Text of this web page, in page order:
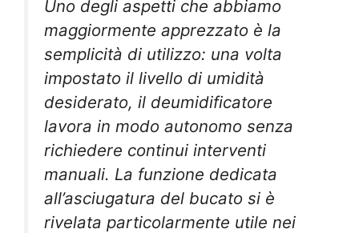
Uno degli aspetti che abbiamo
maggiormente apprezzato è la
semplicità di utilizzo: una volta
impostato il livello di umidità
desiderato, il deumidificatore
lavora in modo autonomo senza
richiedere continui interventi
manuali. La funzione dedicata
all’asciugatura del bucato si è
rivelata particolarmente utile nei